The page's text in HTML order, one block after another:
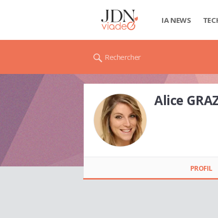
IA NEWS
Rechercher
Alice GRAZIA
Alice
PROFIL